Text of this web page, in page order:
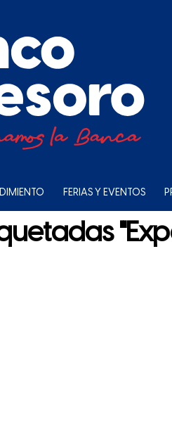
FERIAS Y EVENTOS